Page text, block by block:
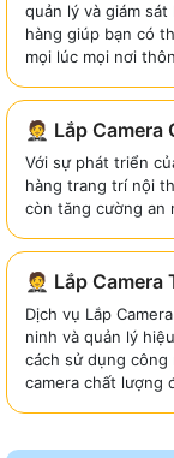
quản lý và giám
hàng giúp bạn có
mọi lúc mọi nơi
🤵 Lắp Camera
Với sự phát triển
hàng trang trí nội
còn tăng cường an
🤵 Lắp Camera
Dịch vụ Lắp
ninh và quản lý
cách sử dụng
camera chất lượng